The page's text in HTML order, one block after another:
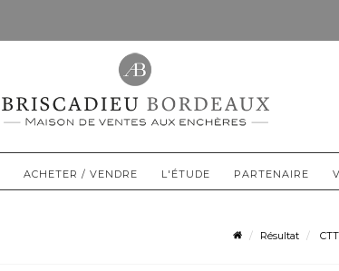
ACHETER / VENDRE L'ÉTUDE PARTENAIRE
Résultat